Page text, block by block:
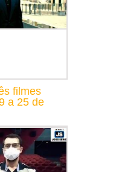
filmes
a 25 de